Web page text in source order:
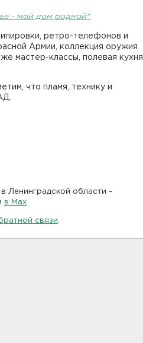
- мой дом родной"
ретро-телефонов и
Армии, коллекция оружия
мастер-классы, полевая кухня
что пламя, технику и
Ленинградской области -
в Maх
связи